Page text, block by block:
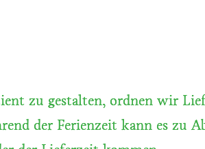
zu gestalten, ordnen wir
der Ferienzeit kann es zu